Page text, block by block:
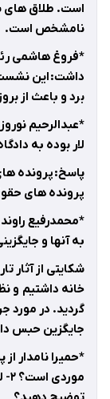
است. طلاق های
نامشخص است.
*فروغ هاشمی
داشت: این نشست
برد و باعث از
*عبدالرحیم
لار بوده به
پاسخ: پرونده
پرونده های
*محمدرفیع
به آنها و
شکایتی از آثار
خانه داشتیم و
گردید. در مورد
جایگزین حبس